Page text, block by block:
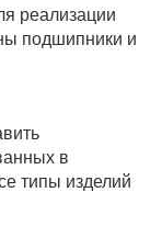
реализации
подшипники и
в
типы изделий